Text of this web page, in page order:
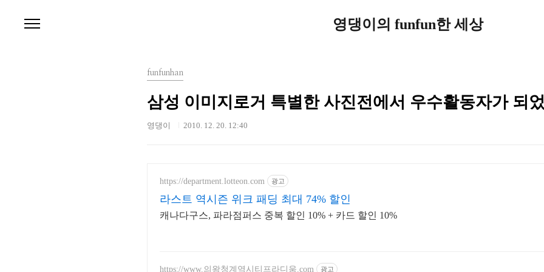
영댕이의 funfun한 세상
funfunhan
삼성 이미지로거 특별한 사진전에서 우수활동자가 되
영댕이 2010. 12. 20. 12:40
https://department.lotteon.com 광고
라스트 역시즌 위크 패딩 최대 74% 할인
캐나다구스, 파라점퍼스 중복 할인 10% + 카드 할인 10%
https://www.의왕청계역시티프라디움.com 광고